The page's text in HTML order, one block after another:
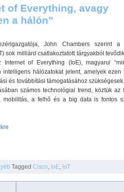
of Everything, avagy
a hálón”
John Chambers szerint a
sok milliárd csatlakoztatott tárgyakból
Internet of Everything (IoE), magyarul
intelligens hálózatokat jelent, amelyek ezen
és továbbítási támogatásához
számos technológiai trend, köztük az
mobilitás, a felhő és a big data is fontos
Tagged Cisco, IoE, IoT